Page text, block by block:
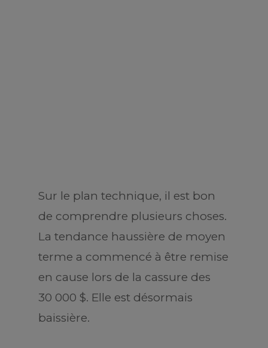
Sur le plan technique, il est bon
de comprendre plusieurs choses.
La tendance haussière de moyen
terme a commencé à être remise
en cause lors de la cassure des
30 000 $. Elle est désormais
baissière.